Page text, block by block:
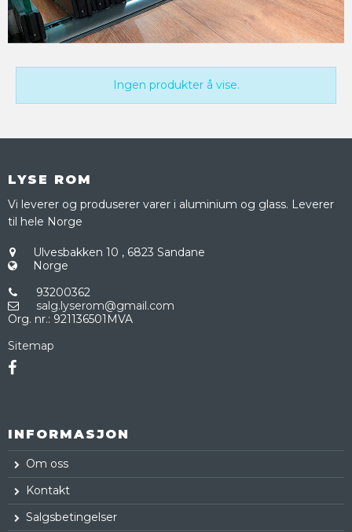
Ingen produkter å vise.
LYSE ROM
Vi leverer og produserer varer i aluminium og glass. Leverer
til hele Norge
Ulvesbakken 10 , 6823 Sandane
Norge
93200362
salg.lyserom@gmail.com
Org. nr.: 921136501MVA
Sitemap
INFORMASJON
Om oss
Kontakt
Salgsbetingelser